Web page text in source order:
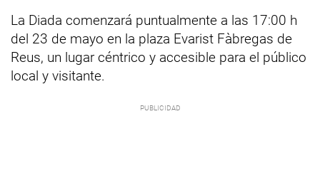
La Diada comenzará puntualmente a las 17:00 h
del 23 de mayo en la plaza Evarist Fàbregas de
Reus, un lugar céntrico y accesible para el público
local y visitante.